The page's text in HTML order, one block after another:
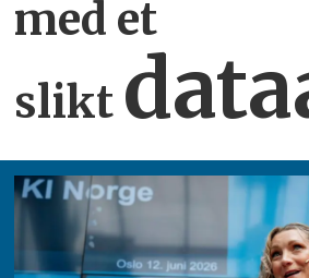
med et
slikt